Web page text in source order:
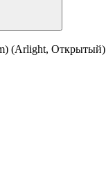
(Arlight, Открытый)